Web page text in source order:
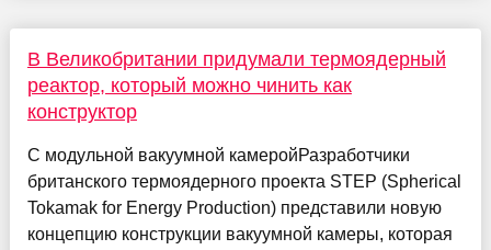
В Великобритании придумали термоядерный
реактор, который можно чинить как
конструктор
С модульной вакуумной камеройРазработчики
британского термоядерного проекта STEP (Spherical
Tokamak for Energy Production) представили новую
концепцию конструкции вакуумной камеры, которая